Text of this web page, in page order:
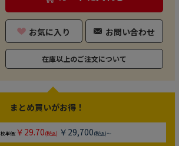
お気に入り お問い合わせ
在庫以上のご注文について
まとめ買いがお得！
枚単価:￥29.70(税込) ￥29,700(税込)～